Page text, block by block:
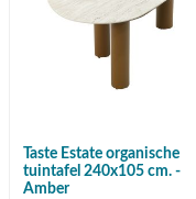
Taste Estate organische
tuintafel 240x105 cm. -
Amber